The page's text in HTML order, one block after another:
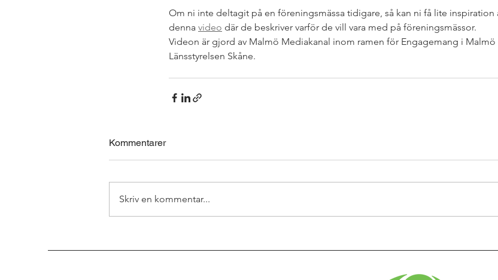
Om ni inte deltagit på en föreningsmässa tidigare, så kan ni få lite inspiration
denna video där de beskriver varför de vill vara med på föreningsmässor.
Videon är gjord av Malmö Mediakanal inom ramen för Engagemang i Malmö
Länsstyrelsen Skåne.
Kommentarer
Skriv en kommentar...